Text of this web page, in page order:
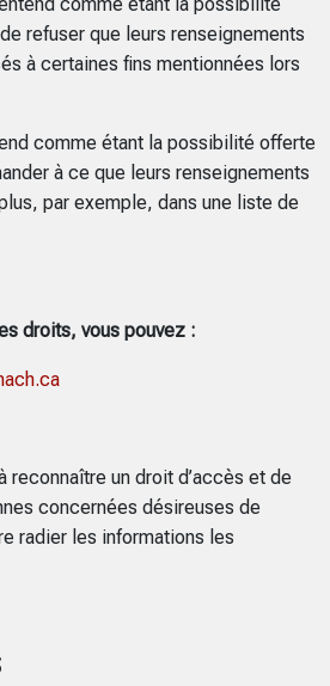
comme étant la possibilité
refuser que leurs renseignements
à certaines fins mentionnées lors
comme étant la possibilité offerte
à ce que leurs renseignements
par exemple, dans une liste de
droits, vous pouvez :
reconnaître un droit d’accès et de
concernées désireuses de
radier les informations les